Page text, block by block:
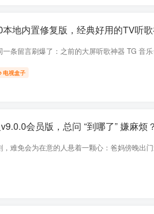
地内置修复版，经典好用的TV听
电视盒子
会员版，总问 “到哪了” 嫌麻烦